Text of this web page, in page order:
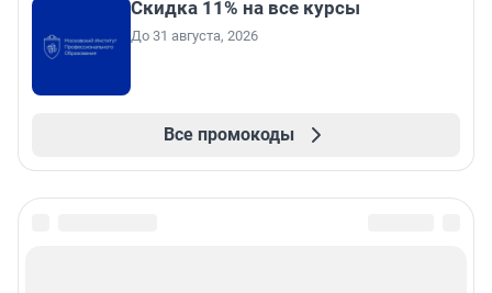
Скидка 11% на все курсы
До 31 августа, 2026
Все промокоды